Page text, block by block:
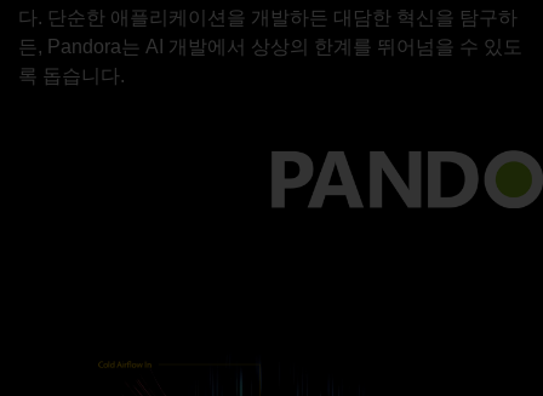
다. 단순한 애플리케이션을 개발하든 대담한 혁신을 탐구하
든, Pandora는 AI 개발에서 상상의 한계를 뛰어넘을 수 있도
록 돕습니다.